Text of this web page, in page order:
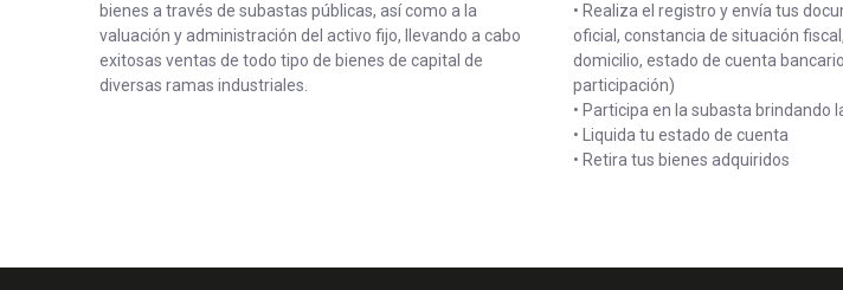
bienes a través de subastas públicas, así como a la
valuación y administración del activo fijo, llevando a cabo
exitosas ventas de todo tipo de bienes de capital de
diversas ramas industriales.
• Realiza el registro y envía tus
oficial, constancia de situación
domicilio, estado de cuenta
participación)
• Participa en la subasta brindando
• Liquida tu estado de cuenta
• Retira tus bienes adquiridos